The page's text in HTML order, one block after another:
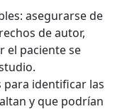
asegurarse de
de autor,
el paciente se
para identificar las
y que podrían